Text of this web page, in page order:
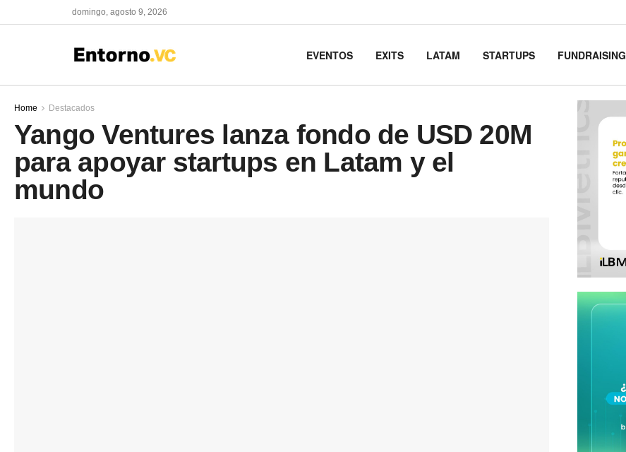
domingo, agosto 9, 2026
EVENTOS EXITS LATAM STARTUPS FUNDRAISING
Home Destacados
Yango Ventures lanza fondo de USD 20M
para apoyar startups en Latam y el
mundo